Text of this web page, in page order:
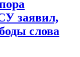
заявил,
слова